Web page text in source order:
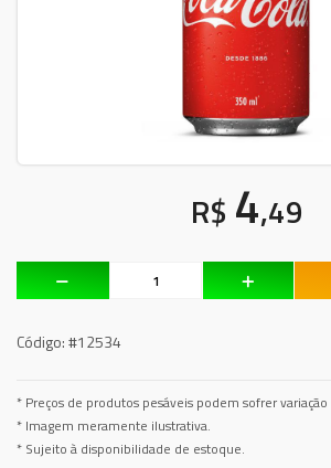
R$ 4,49
Código:#12534
* Preços de produtos pesáveis podem sofrer
* Imagem meramente ilustrativa.
* Sujeito à disponibilidade de estoque.